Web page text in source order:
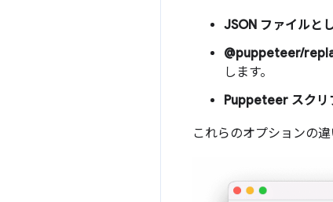
JSON ファイルと
@puppeteer/
します。
Puppeteer スクリ
これらのオプションの